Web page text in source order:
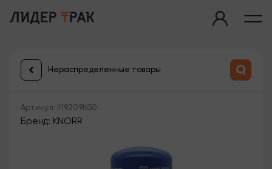
Нераспределенные товары
Артикул: II19209N50
Бренд: KNORR